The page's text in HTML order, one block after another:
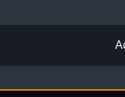
garantiscono
tramite Audi
una maggiore